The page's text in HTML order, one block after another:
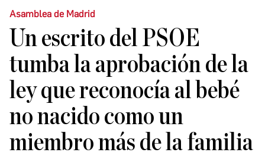
Asamblea de Madrid
Un escrito del PSOE
tumba la aprobación de la
ley que reconocía al bebé
no nacido como un
miembro más de la familia